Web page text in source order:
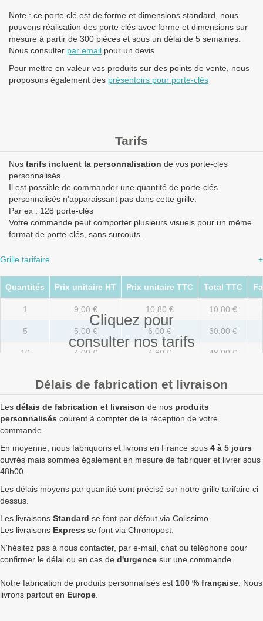
Note : ce porte clé est de forme et dimensions standard, nous
pouvons réalisation des porte clés avec forme et dimensions sur
mesure à partir de 300 pièces et sous un délai de 5 semaines.
Nous consulter par email pour un devis
Pour mettre en valeur vos produits sur des points de vente, nous
proposons également des présentoirs pour porte-clés
Tarifs
Nos tarifs incluent la personnalisation de vos porte-clés
personnalisés.
Il est possible de commander une quantité de porte-clés
personnalisés n'apparaissant pas dans cette grille.
Par ex : 128 porte-clés
Votre commande peut comporter plusieurs visuels pour un même
format de porte-clés, sans surcouts.
Grille tarifaire +
Cliquez pour
consulter nos tarifs
Quantités Prix unitaire HT Prix unitaire TTC Total TTC
1 9,00 € 10,80 € 10,80 €
5 5,00 € 6,00 € 30,00 €
10 4,00 € 4,80 € 48,00 €
100 1,75 € 2,10 € 210,00 €
500 1,43 € 1,72 € 858,00 €
1000
1750 1,51 €
2500 1,22 € 1,46 € 3 660,00 €
Quantités Prix unitaire HT
Délais de fabrication et livraison
Les délais de fabrication et livraison de nos produits
personnalisés courent à compter de la réception de votre
commande.
En moyenne, nous fabriquons et livrons en France sous 4 à 5 jours
ouvrés mais sommes également en mesure de fabriquer et livrer sous
48h00.
Les délais moyens par quantité sont précisé sur notre grille tarifaire ci
dessus.
Les livraisons Standard se font par défaut via Colissimo.
Les livraisons Express se font via Chronopost.
N'hésitez pas à nous contacter, par e-mail, chat ou téléphone pour
confirmer le délai ou en cas de d'urgence sur une commande.
Notre fabrication de produits personnalisés est 100 % française. Nous
livrons partout en Europe.